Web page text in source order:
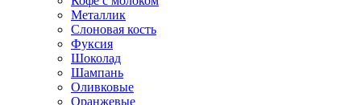
Металлик
Слоновая кость
Фуксия
Шоколад
Шампань
Оливковые
Оранжевые